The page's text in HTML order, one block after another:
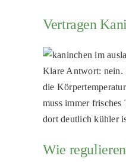
Vertragen
Klare Antwort: nein.
die
muss immer
dort deutlich kühler
Wie